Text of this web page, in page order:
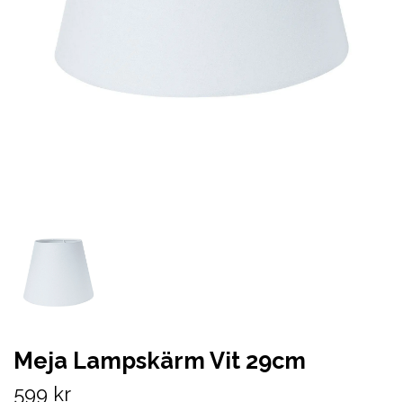
Meja Lampskärm Vit 29cm
599 kr